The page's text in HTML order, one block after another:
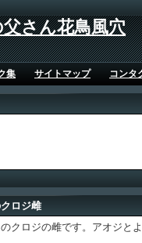
さん花鳥風穴
集 サイトマップ コンタ
ロジ雌
クロジの雌です。アオジと